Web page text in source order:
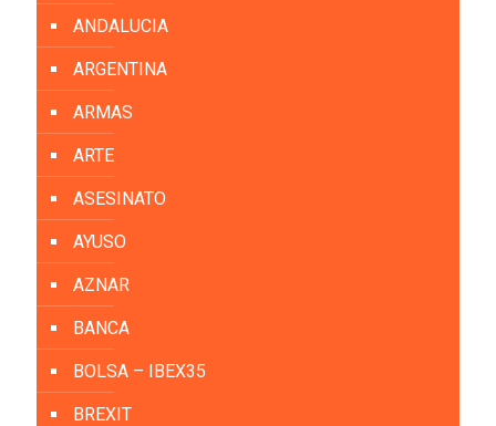
ANDALUCIA
ARGENTINA
ARMAS
ARTE
ASESINATO
AYUSO
AZNAR
BANCA
BOLSA – IBEX35
BREXIT